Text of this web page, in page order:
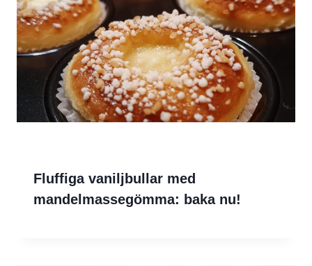
Fluffiga vaniljbullar med
mandelmassegömma: baka nu!